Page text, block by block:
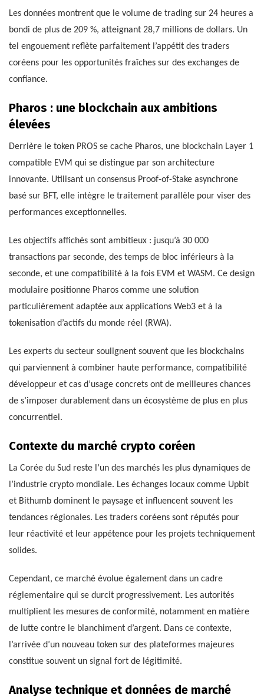
Les données montrent que le volume de trading sur 24 heures a
bondi de plus de 209 %, atteignant 28,7 millions de dollars. Un
tel engouement reflète parfaitement l’appétit des traders
coréens pour les opportunités fraîches sur des exchanges de
confiance.
Pharos : une blockchain aux ambitions
élevées
Derrière le token PROS se cache Pharos, une blockchain Layer 1
compatible EVM qui se distingue par son architecture
innovante. Utilisant un consensus Proof-of-Stake asynchrone
basé sur BFT, elle intègre le traitement parallèle pour viser des
performances exceptionnelles.
Les objectifs affichés sont ambitieux : jusqu’à 30 000
transactions par seconde, des temps de bloc inférieurs à la
seconde, et une compatibilité à la fois EVM et WASM. Ce design
modulaire positionne Pharos comme une solution
particulièrement adaptée aux applications Web3 et à la
tokenisation d’actifs du monde réel (RWA).
Les experts du secteur soulignent souvent que les blockchains
qui parviennent à combiner haute performance, compatibilité
développeur et cas d’usage concrets ont de meilleures chances
de s’imposer durablement dans un écosystème de plus en plus
concurrentiel.
Contexte du marché crypto coréen
La Corée du Sud reste l’un des marchés les plus dynamiques de
l’industrie crypto mondiale. Les échanges locaux comme Upbit
et Bithumb dominent le paysage et influencent souvent les
tendances régionales. Les traders coréens sont réputés pour
leur réactivité et leur appétence pour les projets techniquement
solides.
Cependant, ce marché évolue également dans un cadre
réglementaire qui se durcit progressivement. Les autorités
multiplient les mesures de conformité, notamment en matière
de lutte contre le blanchiment d’argent. Dans ce contexte,
l’arrivée d’un nouveau token sur des plateformes majeures
constitue souvent un signal fort de légitimité.
Analyse technique et données de marché